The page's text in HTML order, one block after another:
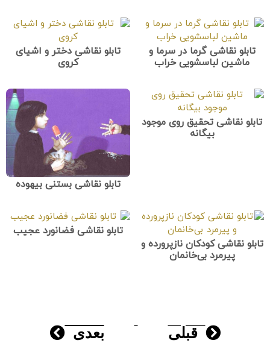
تابلو نقاشی گرما در سرما و
ماشین لباسشویی خراب
تابلو نقاشی دختر و اشیای
کروی
تابلو نقاشی تحقیق روی موجود
بیگانه
تابلو نقاشی بستنی بیهوده
تابلو نقاشی کودکان نازپرورده و
پیرمرد بی‌خانمان
تابلو نقاشی فضانورد عجیب
قبلی بعدی